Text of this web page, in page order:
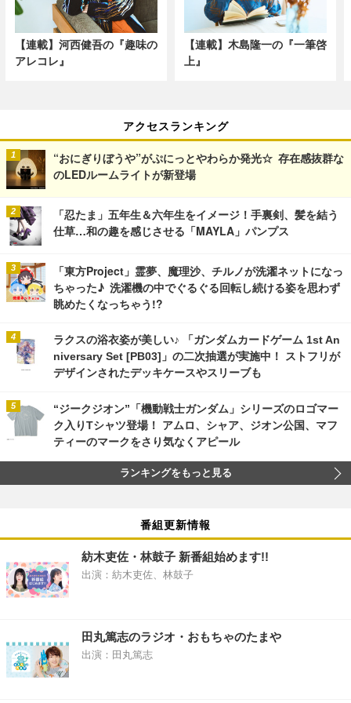
【連載】河西健吾の『趣味の
アレコレ』
【連載】木島隆一の『一筆啓
上』
アクセスランキング
“おにぎりぼうや”がぷにっとやわらか発光☆ 存在感抜群な
のLEDルームライトが新登場
「忍たま」五年生＆六年生をイメージ！手裏剣、髪を結う
仕草…和の趣を感じさせる「MAYLA」パンプス
「東方Project」霊夢、魔理沙、チルノが洗濯ネットになっ
ちゃった♪ 洗濯機の中でぐるぐる回転し続ける姿を思わず
眺めたくなっちゃう!?
ラクスの浴衣姿が美しい♪ 「ガンダムカードゲーム 1st An
niversary Set [PB03]」の二次抽選が実施中！ ストフリが
デザインされたデッキケースやスリーブも
“ジークジオン”「機動戦士ガンダム」シリーズのロゴマー
ク入りTシャツ登場！ アムロ、シャア、ジオン公国、マフ
ティーのマークをさり気なくアピール
ランキングをもっと見る
番組更新情報
紡木吏佐・林鼓子 新番組始めます!!
出演：紡木吏佐、林鼓子
田丸篤志のラジオ・おもちゃのたまや
出演：田丸篤志